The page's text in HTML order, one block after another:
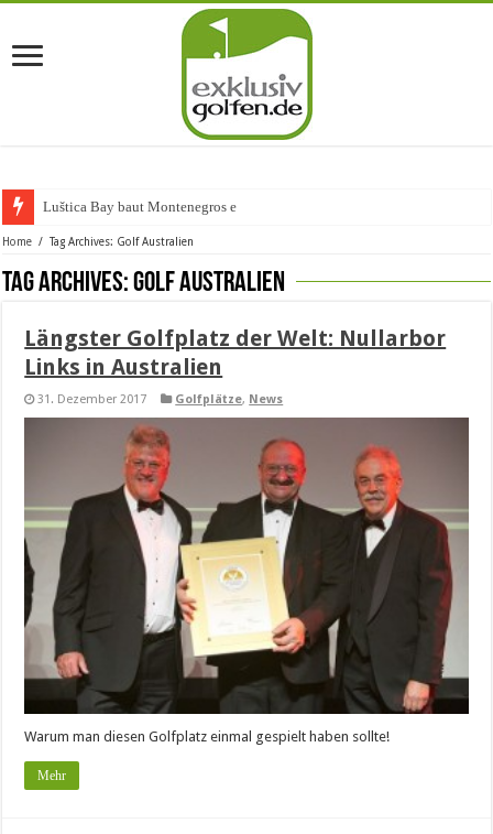
Luštica Bay baut Montenegros erste G
Home / Tag Archives: Golf Australien
Tag Archives:Golf Australien
Längster Golfplatz der Welt: Nullarbor
Links in Australien
31. Dezember 2017 Golfplätze, News
Warum man diesen Golfplatz einmal gespielt haben sollte!
Mehr